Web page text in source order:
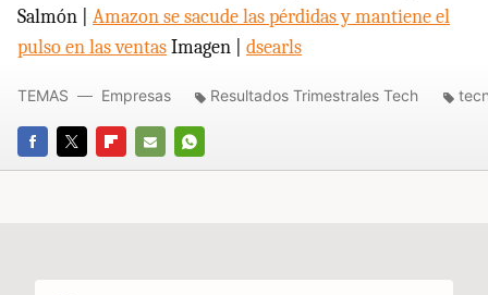
Salmón | Amazon se sacude las pérdidas y mantiene el
pulso en las ventasImagen | dsearls
FACEBOOK
TWITTERFLIPBOARD
E-
WHATSAPP
TEMAS Empresas Resultados Trimestrales Tech